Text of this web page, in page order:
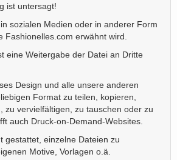
ist untersagt!
sozialen Medien oder in anderer Form
Fashionelles.com erwähnt wird.
eine Weitergabe der Datei an Dritte
Design und alle unsere anderen
Format zu teilen, kopieren,
zu vervielfältigen, zu tauschen oder zu
auch Druck-on-Demand-Websites.
gestattet, einzelne Dateien zu
Motive, Vorlagen o.ä.